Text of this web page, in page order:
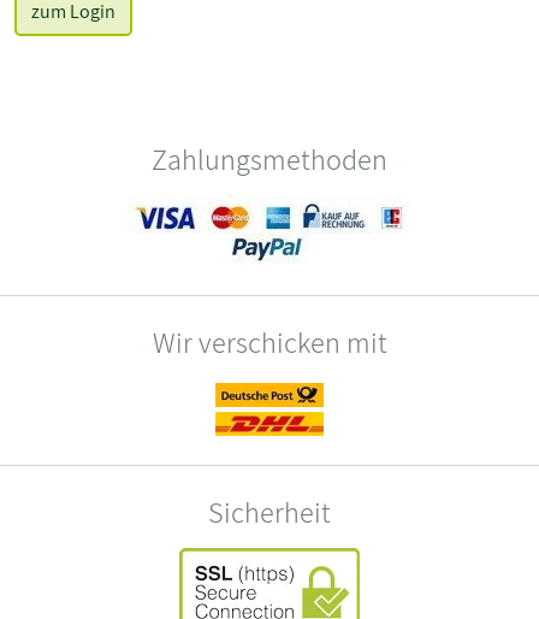
zum Login
Zahlungsmethoden
Wir verschicken mit
Sicherheit